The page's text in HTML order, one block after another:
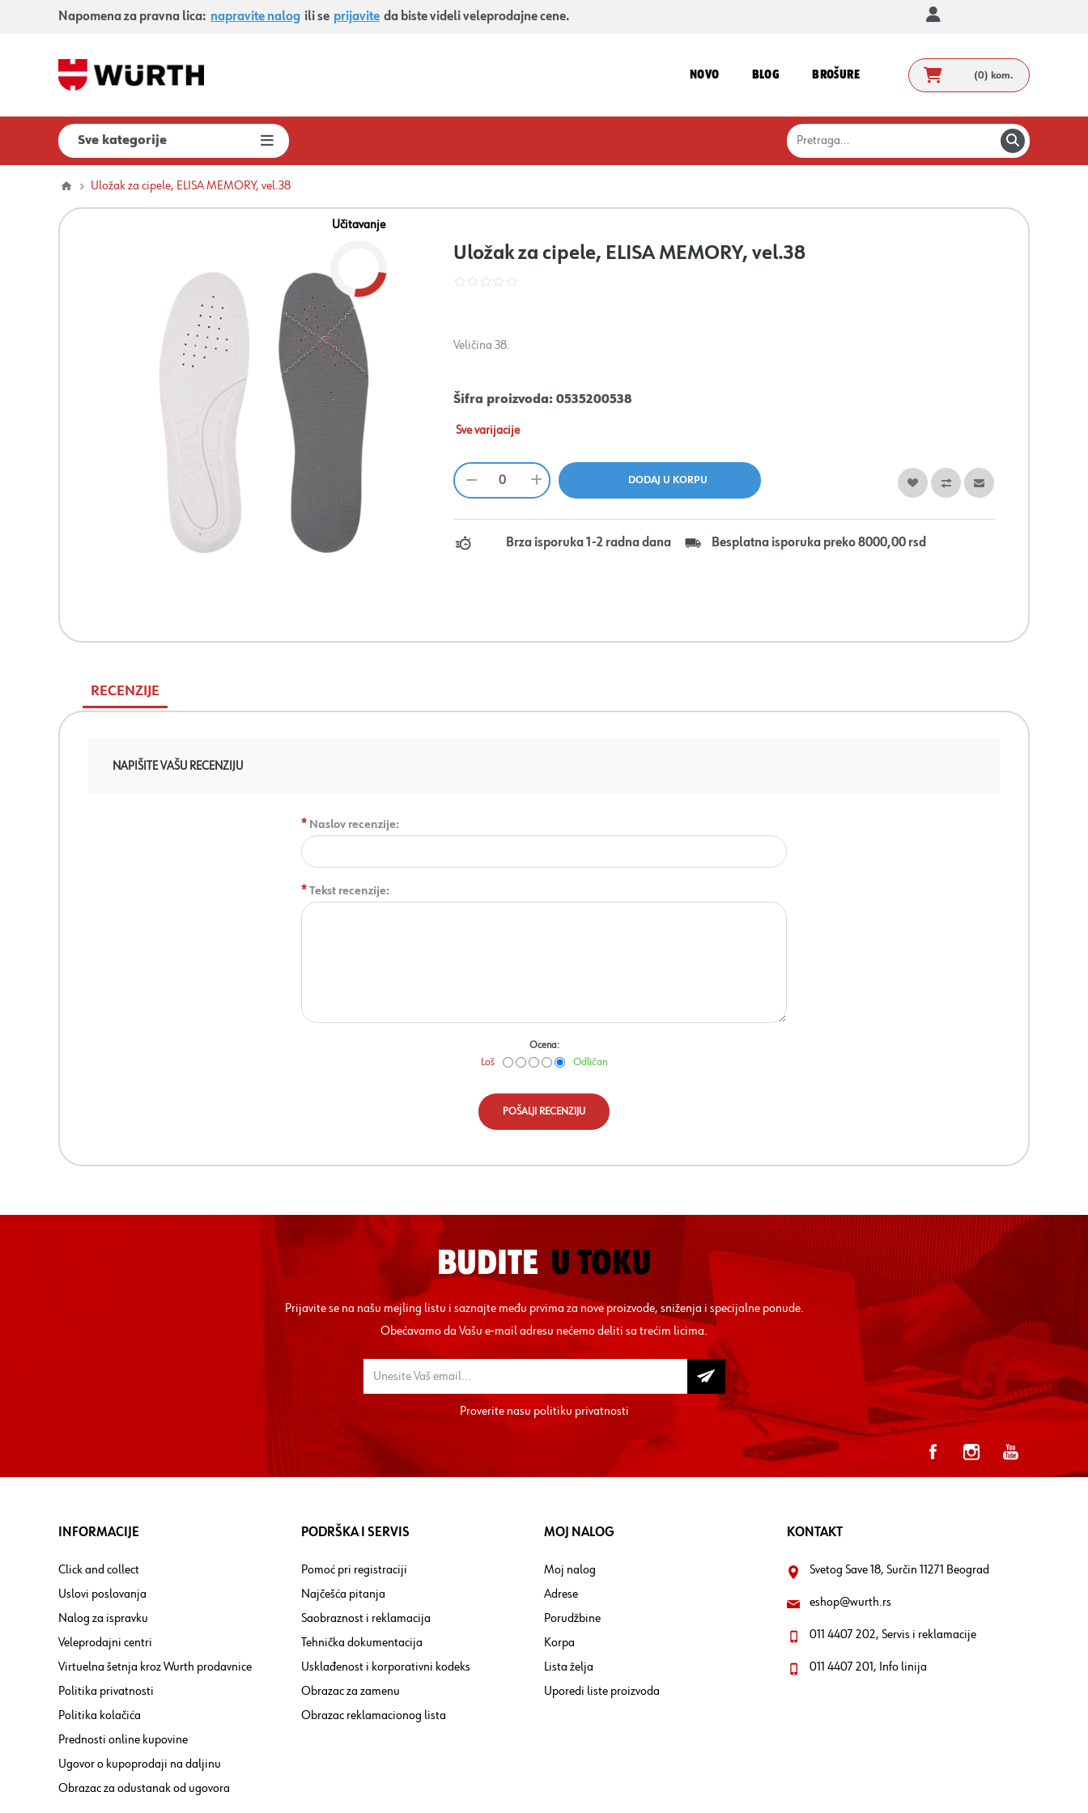
Napomena za pravna lica: napravite nalog ili se prijavite da biste videli veleprodajne cene.
NOVO BLOG BROŠURE (0) kom.
Sve kategorije
Uložak za cipele, ELISA MEMORY, vel.38
Učitavanje
Uložak za cipele, ELISA MEMORY, vel.38
Veličina 38.
Šifra proizvoda: 0535200538
Sve varijacije
Brza isporuka 1-2 radna dana Besplatna isporuka preko 8000,00 rsd
RECENZIJE
NAPIŠITE VAŠU RECENZIJU
Naslov recenzije:
*
Tekst recenzije:
*
Ocena:
Loš Odličan
POŠALJI RECENZIJU
BUDITE U TOKU
Prijavite se na našu mejling listu i saznajte među prvima za nove proizvode, sniženja i specijalne ponude.
Obećavamo da Vašu e-mail adresu nećemo deliti sa trećim licima.
Proverite nasupolitiku privatnosti
INFORMACIJE
Click and collect
Uslovi poslovanja
Nalog za ispravku
Veleprodajni centri
Virtuelna šetnja kroz Wurth prodavnice
Politika privatnosti
Politika kolačića
Prednosti online kupovine
Ugovor o kupoprodaji na daljinu
Obrazac za odustanak od ugovora
PODRŠKA I SERVIS
Pomoć pri registraciji
Najčešća pitanja
Saobraznost i reklamacija
Tehnička dokumentacija
Usklađenost i korporativni kodeks
Obrazac za zamenu
Obrazac reklamacionog lista
MOJ NALOG
Moj nalog
Adrese
Porudžbine
Korpa
Lista želja
Uporedi liste proizvoda
KONTAKT
Svetog Save 18, Surčin 11271 Beograd
eshop@wurth.rs
011 4407 202, Servis i reklamacije
011 4407 201, Info linija